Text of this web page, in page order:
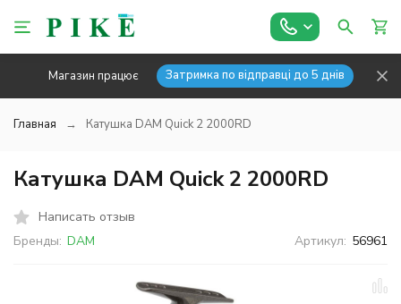
Магазин працює Затримка по відправці до 5 днів
Главная Катушка DAM Quick 2 2000RD
Катушка DAM Quick 2 2000RD
Написать отзыв
Бренды: DAM Артикул: 56961